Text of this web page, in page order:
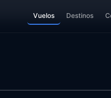
Vuelos Destinos